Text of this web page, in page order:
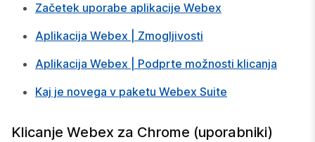
Začetek uporabe aplikacije Webex
Aplikacija Webex | Zmogljivosti
Aplikacija Webex | Podprte možnosti klicanja
Kaj je novega v paketu Webex Suite
Klicanje Webex za Chrome (uporabniki)